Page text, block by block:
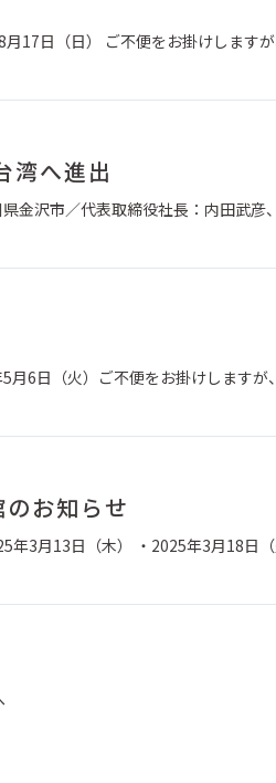
17日（日） ご不便をお掛けします
湾へ進出
金沢市／代表取締役社長：内田武彦
月6日（火）ご不便をお掛けしますが
お知らせ
年3月13日（木） ・2025年3月18日